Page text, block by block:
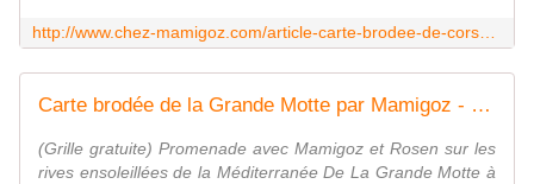
Carte brodée de la Grande Motte par Mamigoz - Chez Mamigoz
(Grille gratuite) Promenade avec Mamigoz et Rosen sur les
rives ensoleillées de la Méditerranée De La Grande Motte à